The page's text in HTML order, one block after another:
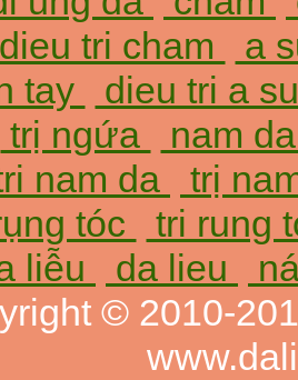
dieu tri cham
a
tay
dieu tri a
trị ngứa
nam
nam da
trị
tóc
tri rung
liễu da lieu
© 2010-